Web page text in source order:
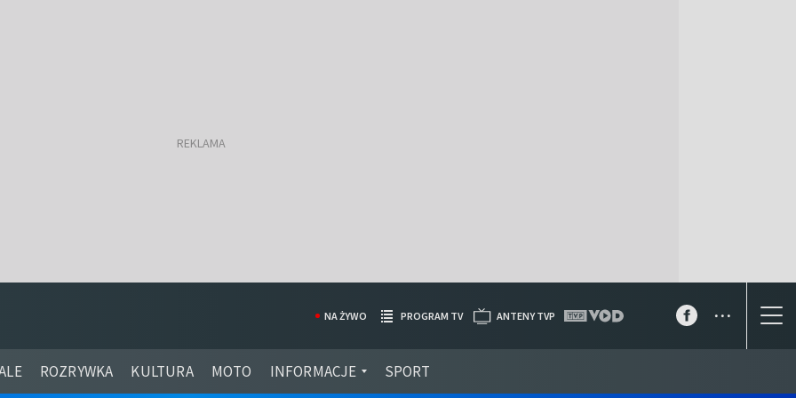
ROZRYWKA KULTURA MOTO INFORMACJE SPORT
NA ŻYWO PROGRAM TV ANTENY TVP ...